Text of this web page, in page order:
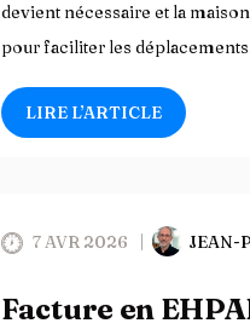
devient nécessaire et la
pour faciliter les
LIRE L’ARTICLE
7 AVR 2026 JEAN-
Facture en